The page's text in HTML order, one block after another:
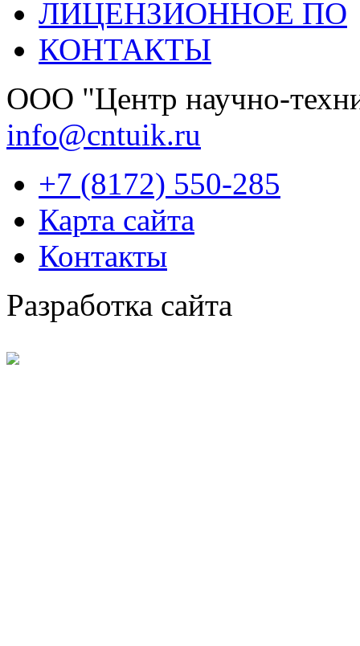
ЛИЦЕНЗИОННОЕ ПО
КОНТАКТЫ
OOО "Центр научно-
info@cntuik.ru
+7 (8172) 550-285
Карта сайта
Контакты
Разработка сайта